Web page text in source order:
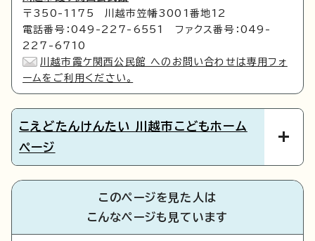
〒350-1175 川越市笠幡3001番地12
電話番号：049-227-6551 ファクス番号：049-
227-6710
川越市霞ケ関西公民館 へのお問い合わせは専用フォ
ームをご利用ください。
こえどたんけんたい 川越市こどもホーム
ページ
このページを見た人は
こんなページも見ています